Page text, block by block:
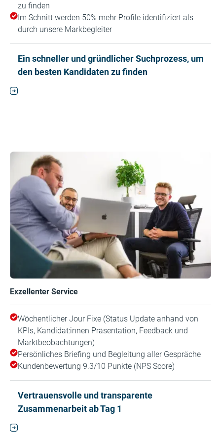
zu finden
Im Schnitt werden 50% mehr Profile identifiziert als
durch unsere Markbegleiter
Ein schneller und gründlicher Suchprozess, um
den besten Kandidaten zu finden
Exzellenter Service
Wöchentlicher Jour Fixe (Status Update anhand von
KPIs, Kandidat:innen Präsentation, Feedback und
Marktbeobachtungen)
Persönliches Briefing und Begleitung aller Gespräche
Kundenbewertung 9.3/10 Punkte (NPS Score)
Vertrauensvolle und transparente
Zusammenarbeit ab Tag 1